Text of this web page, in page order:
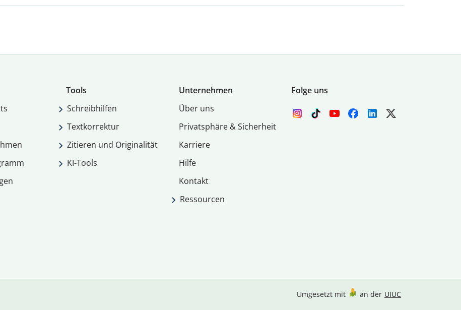
Tools
Schreibhilfen
Textkorrektur
Zitieren und Originalität
KI-Tools
Unternehmen
Über uns
Privatsphäre & Sicherheit
Karriere
Hilfe
Kontakt
Ressourcen
Folge uns
Umgesetzt mit an der UIUC